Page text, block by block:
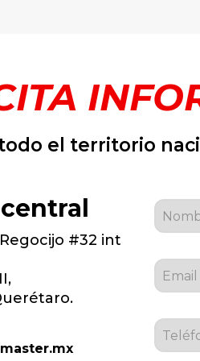
el territorio
#32 int